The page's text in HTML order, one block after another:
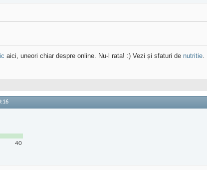
aici, uneori chiar despre online. Nu-l rata! :) Vezi și sfaturi de nutritie.
40